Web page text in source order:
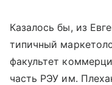
Казалось бы, из
типичный
факультет
часть РЭУ им.